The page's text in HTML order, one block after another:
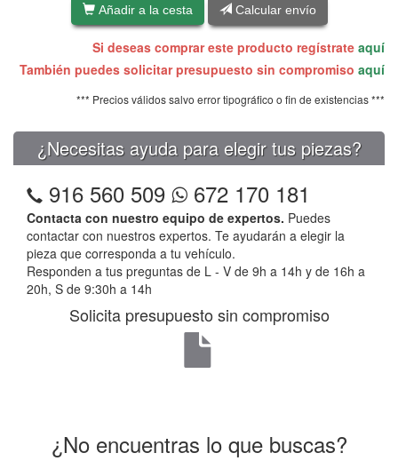
Añadir a la cesta Calcular envío
Si deseas comprar este producto regístrate aquí
También puedes solicitar presupuesto sin compromiso aquí
*** Precios válidos salvo error tipográfico o fin de existencias ***
¿Necesitas ayuda para elegir tus piezas?
916 560 509 672 170 181
Contacta con nuestro equipo de expertos. Puedes
contactar con nuestros expertos. Te ayudarán a elegir la
pieza que corresponda a tu vehículo.
Responden a tus preguntas de L - V de 9h a 14h y de 16h a
20h, S de 9:30h a 14h
Solicita presupuesto sin compromiso
¿No encuentras lo que buscas?